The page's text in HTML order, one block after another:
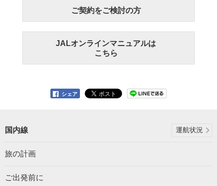
ご契約をご検討の方
JALオンラインマニュアルは
こちら
シェア
国内線 運航状況
旅の計画
ご出発前に